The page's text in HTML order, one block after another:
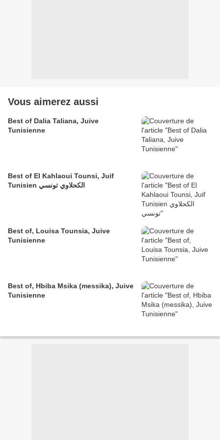
Vous aimerez aussi
Best of Dalia Taliana, Juive
Tunisienne
Best of El Kahlaoui Tounsi, Juif
Tunisien الكحلاوي تونسي
Best of, Louisa Tounsia, Juive
Tunisienne
Best of, Hbiba Msika (messika), Juive
Tunisienne